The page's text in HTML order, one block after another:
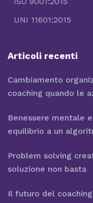
UNI 11601:2015
Articoli recenti
Cambiamento
coaching quando le
Benessere mentale
equilibrio a un
Problem solving
soluzione non basta
Il futuro del coaching